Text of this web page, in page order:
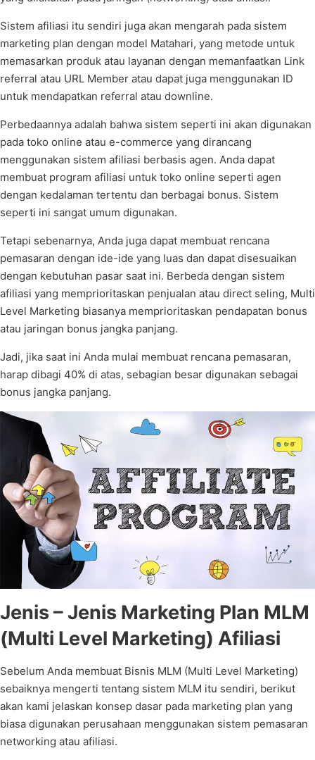
Sistem afiliasi itu sendiri juga akan mengarah pada sistem
marketing plan dengan model Matahari, yang metode untuk
memasarkan produk atau layanan dengan memanfaatkan Link
referral atau URL Member atau dapat juga menggunakan ID
untuk mendapatkan referral atau downline.
Perbedaannya adalah bahwa sistem seperti ini akan digunakan
pada toko online atau e-commerce yang dirancang
menggunakan sistem afiliasi berbasis agen. Anda dapat
membuat program afiliasi untuk toko online seperti agen
dengan kedalaman tertentu dan berbagai bonus. Sistem
seperti ini sangat umum digunakan.
Tetapi sebenarnya, Anda juga dapat membuat rencana
pemasaran dengan ide-ide yang luas dan dapat disesuaikan
dengan kebutuhan pasar saat ini. Berbeda dengan sistem
afiliasi yang memprioritaskan penjualan atau direct seling, Multi
Level Marketing biasanya memprioritaskan pendapatan bonus
atau jaringan bonus jangka panjang.
Jadi, jika saat ini Anda mulai membuat rencana pemasaran,
harap dibagi 40% di atas, sebagian besar digunakan sebagai
bonus jangka panjang.
Jenis – Jenis Marketing Plan MLM
(Multi Level Marketing) Afiliasi
Sebelum Anda membuat Bisnis MLM (Multi Level Marketing)
sebaiknya mengerti tentang sistem MLM itu sendiri, berikut
akan kami jelaskan konsep dasar pada marketing plan yang
biasa digunakan perusahaan menggunakan sistem pemasaran
networking atau afiliasi.